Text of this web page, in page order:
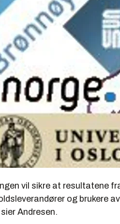
vil sikre at resultatene
og brukere
Andresen.